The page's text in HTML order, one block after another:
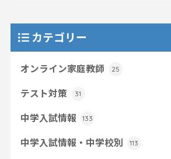
カテゴリー
オンライン家庭教師 25
テスト対策 31
中学入試情報 133
中学入試情報・中学校別 113